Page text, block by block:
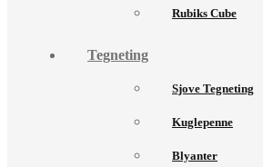
Rubiks Cube
Tegneting
Sjove Tegneting
Kuglepenne
Blyanter